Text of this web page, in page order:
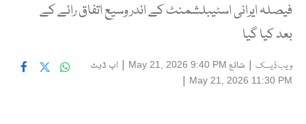
فیصلہ ایرانی اسٹیبلشمنٹ کے اندر وسیع اتفاق رائے کے
بعد کیا گیا
ویب ڈیسک | شائع May 21, 2026 9:40 PM
| اپ ڈیٹ
May 21, 2026 11:30 PM
|